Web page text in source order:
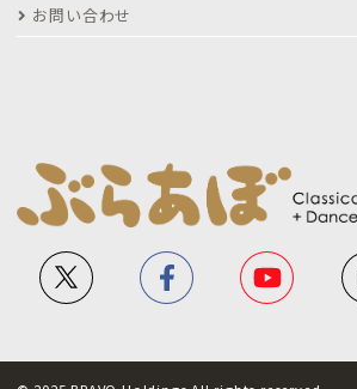
お問い合わせ